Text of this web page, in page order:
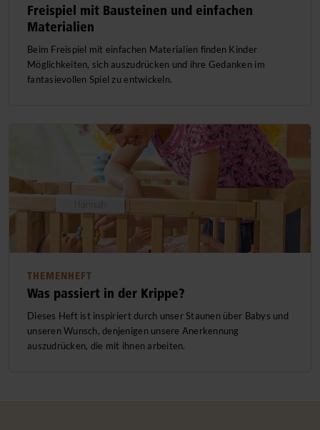
Freispiel mit Bausteinen und einfachen
Materialien
Beim Freispiel mit einfachen Materialien finden Kinder
Möglichkeiten, sich auszudrücken und ihre Gedanken im
fantasievollen Spiel zu entwickeln.
THEMENHEFT
Was passiert in der Krippe?
Dieses Heft ist inspiriert durch unser Staunen über Babys und
unseren Wunsch, denjenigen unsere Anerkennung
auszudrücken, die mit ihnen arbeiten.